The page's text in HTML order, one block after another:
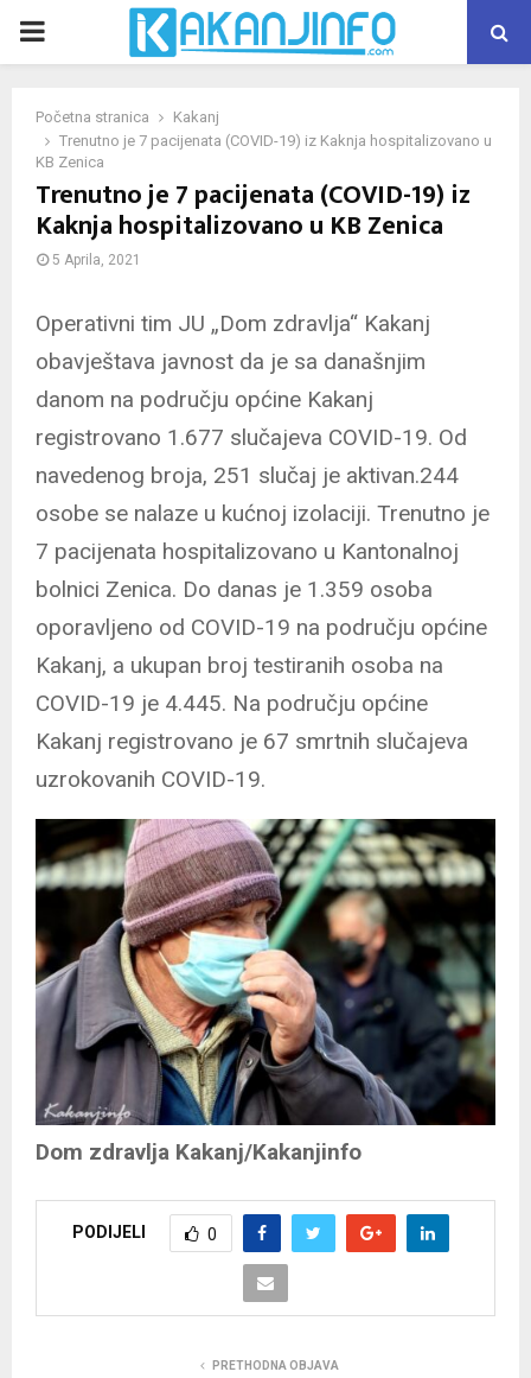
PRIMARY
Početna stranica
Kakanj
Trenutno je 7 pacijenata (COVID-19) iz Kaknja hospitalizovano u
KB Zenica
Trenutno je 7 pacijenata (COVID-19) iz
Kaknja hospitalizovano u KB Zenica
5 Aprila, 2021
Operativni tim JU „Dom zdravlja“ Kakanj
obavještava javnost da je sa današnjim
danom na području općine Kakanj
registrovano 1.677 slučajeva COVID-19. Od
navedenog broja, 251 slučaj je aktivan.244
osobe se nalaze u kućnoj izolaciji. Trenutno je
7 pacijenata hospitalizovano u Kantonalnoj
bolnici Zenica. Do danas je 1.359 osoba
oporavljeno od COVID-19 na području općine
Kakanj, a ukupan broj testiranih osoba na
COVID-19 je 4.445. Na području općine
Kakanj registrovano je 67 smrtnih slučajeva
uzrokovanih COVID-19.
Dom zdravlja Kakanj/Kakanjinfo
PODIJELI 0
PRETHODNA OBJAVA